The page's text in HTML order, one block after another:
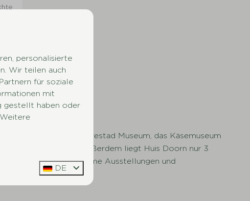
besuchen, wie das Dorestad Museum, das Käsemuseum
ganz in der Nähe. Außerdem liegt Huis Doorn nur 3
bietet unterhaltsame Ausstellungen und
Tagesausflug!
personalisierte
Wir teilen auch
für soziale
mit
gestellt haben oder
DE